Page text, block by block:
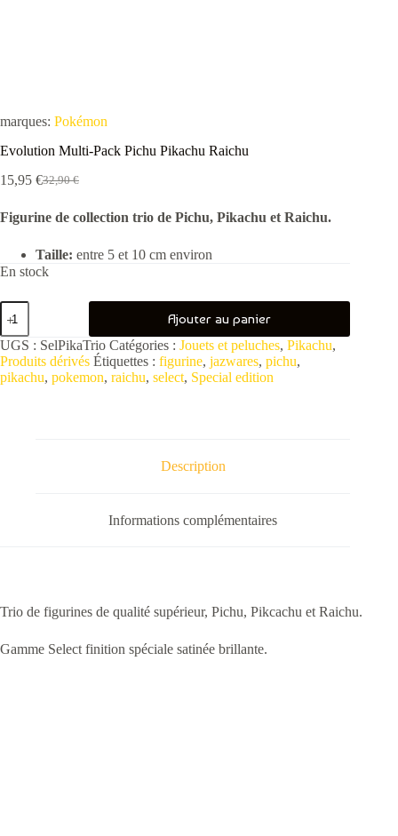
marques: Pokémon
Evolution Multi-Pack Pichu Pikachu Raichu
32,90€
Le
initial
32,90 €.
15,95 €Le
actuel
15,95 €.
Figurine de collection trio de Pichu, Pikachu et Raichu.
Taille: entre 5 et 10 cm environ
En stock
quantité
de
Evolution
Multi-
Pack
Pichu
Ajouter au panier
UGS : SelPikaTrio Catégories : Jouets et peluches, Pikachu,
Produits dérivés Étiquettes : figurine, jazwares, pichu,
pikachu, pokemon, raichu, select, Special edition
Description
Informations complémentaires
Trio de figurines de qualité supérieur, Pichu, Pikcachu et Raichu.
Gamme Select finition spéciale satinée brillante.